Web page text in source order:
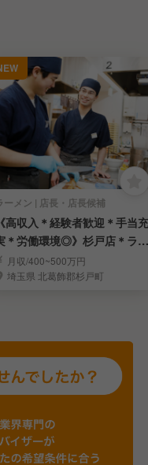
ーメン | 店長・店長候補
《高収入＊経験者歓迎＊手当充
＊労働環境◎》杉戸店＊ラー
ンの店長候補募集
月収/400~500万円
埼玉県 北葛飾郡杉戸町